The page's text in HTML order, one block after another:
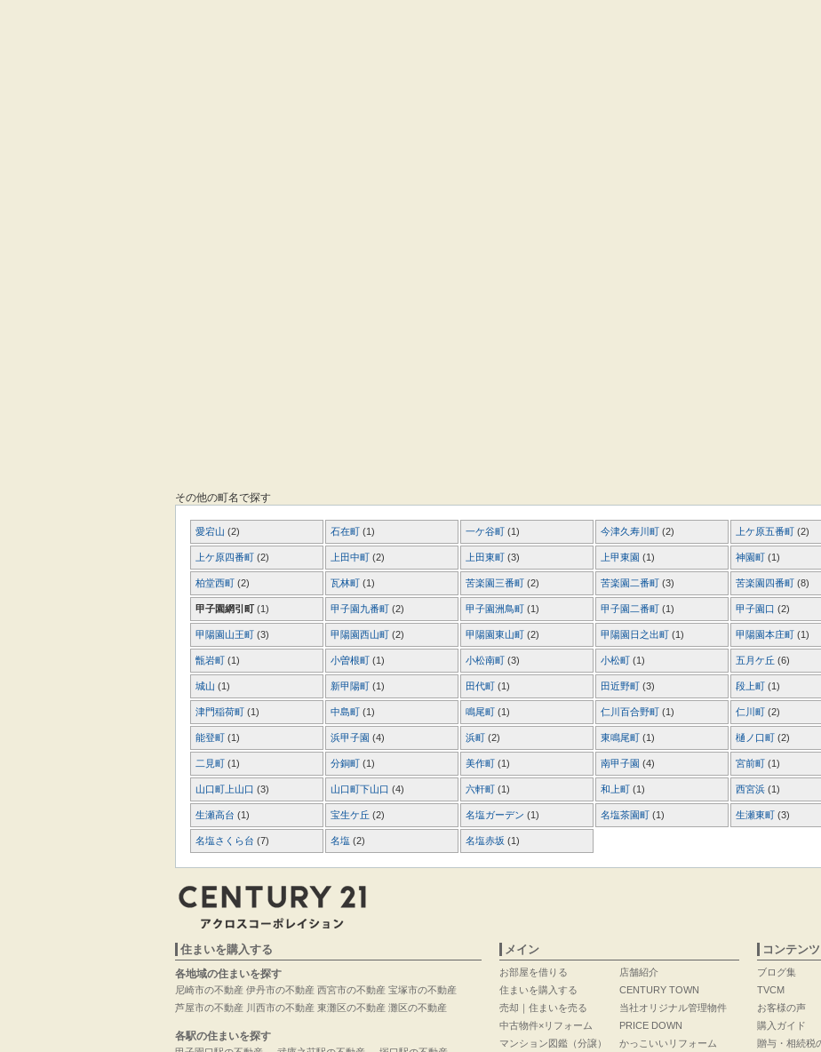
その他の町名で探す
愛宕山 (2) 石在町 (1) 一ケ谷町 (1) 今津久寿川町 (2) 上ケ原五番町 (2)
上ケ原四番町 (2) 上田中町 (2) 上田東町 (3) 上甲東園 (1) 神園町 (1)
柏堂西町 (2) 瓦林町 (1) 苦楽園三番町 (2) 苦楽園二番町 (3) 苦楽園四番町 (8)
甲子園網引町(1) 甲子園九番町 (2) 甲子園洲鳥町 (1) 甲子園二番町 (1) 甲子園口 (2)
甲陽園山王町 (3) 甲陽園西山町 (2) 甲陽園東山町 (2) 甲陽園日之出町 (1) 甲陽園本庄町 (1)
甑岩町 (1) 小曽根町 (1) 小松南町 (3) 小松町 (1) 五月ケ丘 (6)
城山 (1) 新甲陽町 (1) 田代町 (1) 田近野町 (3) 段上町 (1)
津門稲荷町 (1) 中島町 (1) 鳴尾町 (1) 仁川百合野町 (1) 仁川町 (2)
能登町 (1) 浜甲子園 (4) 浜町 (2) 東鳴尾町 (1) 樋ノ口町 (2)
二見町 (1) 分銅町 (1) 美作町 (1) 南甲子園 (4) 宮前町 (1)
山口町上山口 (3) 山口町下山口 (4) 六軒町 (1) 和上町 (1) 西宮浜 (1)
生瀬高台 (1) 宝生ケ丘 (2) 名塩ガーデン (1) 名塩茶園町 (1) 生瀬東町 (3)
名塩さくら台 (7) 名塩 (2) 名塩赤坂 (1)
住まいを購入する
各地域の住まいを探す
尼崎市の不動産
芦屋市の不動産
伊丹市の不動産
川西市の不動産
西宮市の不動産
東灘区の不動産
宝塚市の不動産
灘区の不動産
各駅の住まいを探す
メイン
お部屋を借りる
住まいを購入する
売却｜住まいを売る
中古物件×リフォーム
マンション図鑑（分譲）
店舗紹介
CENTURY TOWN
当社オリジナル管理物件
PRICE DOWN
かっこいいリフォーム
コンテンツ
ブログ集
TVCM
お客様の声
購入ガイド
贈与・相続税